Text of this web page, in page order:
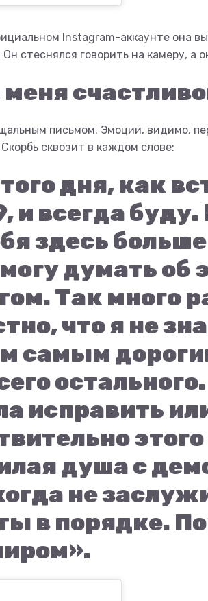
Instagram-аккаунте она
стеснялся говорить на камеру, а
письмом. Эмоции, видимо,
сквозит в каждом слове:
дня, как
и всегда буду.
здесь
думать об
Так много
что я не
самым
исправить
душа с
не
в порядке.